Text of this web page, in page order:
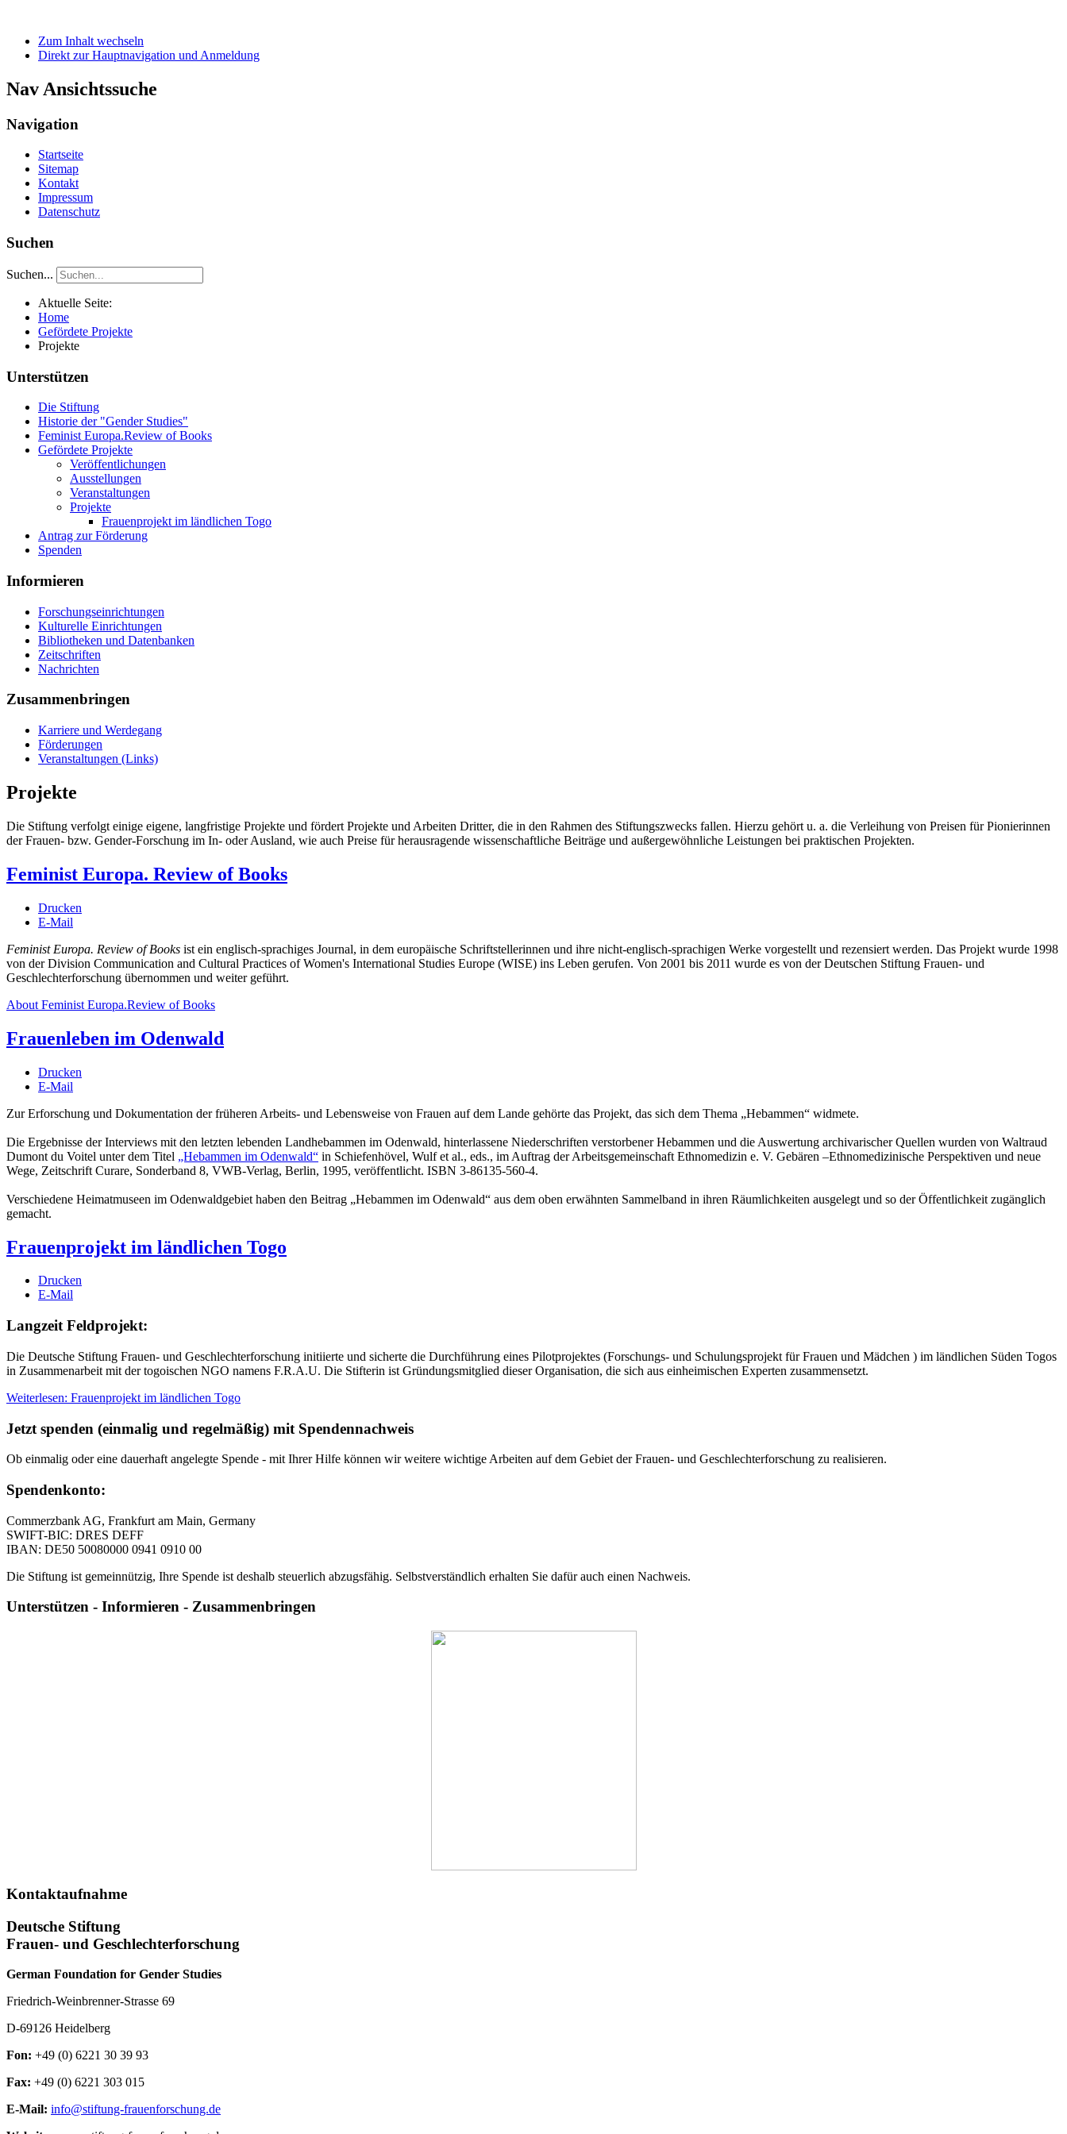
Zum Inhalt wechseln
Direkt zur Hauptnavigation und Anmeldung
Nav Ansichtssuche
Navigation
Startseite
Sitemap
Kontakt
Impressum
Datenschutz
Suchen
Suchen...
Aktuelle Seite:
Home
Gefördete Projekte
Projekte
Unterstützen
Die Stiftung
Historie der "Gender Studies"
Feminist Europa.Review of Books
Gefördete Projekte
Veröffentlichungen
Ausstellungen
Veranstaltungen
Projekte
Frauenprojekt im ländlichen Togo
Antrag zur Förderung
Spenden
Informieren
Forschungseinrichtungen
Kulturelle Einrichtungen
Bibliotheken und Datenbanken
Zeitschriften
Nachrichten
Zusammenbringen
Karriere und Werdegang
Förderungen
Veranstaltungen (Links)
Projekte
Die Stiftung verfolgt einige eigene, langfristige Projekte und fördert Projekte und Arbeiten Dritter, die in den Rahmen des Stiftungszwecks fallen. Hierzu gehört u. a. die Verleihung von Preisen für Pionierinnen
der Frauen- bzw. Gender-Forschung im In- oder Ausland, wie auch Preise für herausragende wissenschaftliche Beiträge und außergewöhnliche Leistungen bei praktischen Projekten.
Feminist Europa. Review of Books
Drucken
E-Mail
Feminist Europa. Review of Books ist ein englisch-sprachiges Journal, in dem europäische Schriftstellerinnen und ihre nicht-englisch-sprachigen Werke vorgestellt und rezensiert werden. Das Projekt wurde 1998
von der Division Communication and Cultural Practices of Women's International Studies Europe (WISE) ins Leben gerufen. Von 2001 bis 2011 wurde es von der Deutschen Stiftung Frauen- und
Geschlechterforschung übernommen und weiter geführt.
About Feminist Europa.Review of Books
Frauenleben im Odenwald
Drucken
E-Mail
Zur Erforschung und Dokumentation der früheren Arbeits- und Lebensweise von Frauen auf dem Lande gehörte das Projekt, das sich dem Thema „Hebammen“ widmete.
Die Ergebnisse der Interviews mit den letzten lebenden Landhebammen im Odenwald, hinterlassene Niederschriften verstorbener Hebammen und die Auswertung archivarischer Quellen wurden von Waltraud
Dumont du Voitel unter dem Titel „Hebammen im Odenwald“ in Schiefenhövel, Wulf et al., eds., im Auftrag der Arbeitsgemeinschaft Ethnomedizin e. V. Gebären –Ethnomedizinische Perspektiven und neue
Wege, Zeitschrift Curare, Sonderband 8, VWB-Verlag, Berlin, 1995, veröffentlicht. ISBN 3-86135-560-4.
Verschiedene Heimatmuseen im Odenwaldgebiet haben den Beitrag „Hebammen im Odenwald“ aus dem oben erwähnten Sammelband in ihren Räumlichkeiten ausgelegt und so der Öffentlichkeit zugänglich
gemacht.
Frauenprojekt im ländlichen Togo
Drucken
E-Mail
Langzeit Feldprojekt:
Die Deutsche Stiftung Frauen- und Geschlechterforschung initiierte und sicherte die Durchführung eines Pilotprojektes (Forschungs- und Schulungsprojekt für Frauen und Mädchen ) im ländlichen Süden Togos
in Zusammenarbeit mit der togoischen NGO namens F.R.A.U. Die Stifterin ist Gründungsmitglied dieser Organisation, die sich aus einheimischen Experten zusammensetzt.
Weiterlesen: Frauenprojekt im ländlichen Togo
Jetzt spenden (einmalig und regelmäßig) mit Spendennachweis
Ob einmalig oder eine dauerhaft angelegte Spende - mit Ihrer Hilfe können wir weitere wichtige Arbeiten auf dem Gebiet der Frauen- und Geschlechterforschung zu realisieren.
Spendenkonto:
Commerzbank AG, Frankfurt am Main, Germany
SWIFT-BIC: DRES DEFF
IBAN: DE50 50080000 0941 0910 00
Die Stiftung ist gemeinnützig, Ihre Spende ist deshalb steuerlich abzugsfähig. Selbstverständlich erhalten Sie dafür auch einen Nachweis.
Unterstützen - Informieren - Zusammenbringen
Kontaktaufnahme
Deutsche Stiftung
Frauen- und Geschlechterforschung
German Foundation for Gender Studies
Friedrich-Weinbrenner-Strasse 69
D-69126 Heidelberg
Fon: +49 (0) 6221 30 39 93
Fax: +49 (0) 6221 303 015
E-Mail: info@stiftung-frauenforschung.de